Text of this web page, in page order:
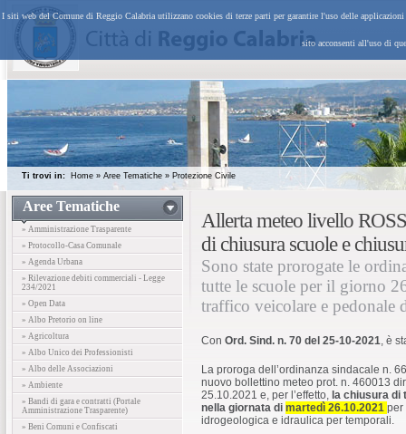
I siti web del Comune di Reggio Calabria utilizzano cookies di terze parti per garantire l'uso delle
sito acconsenti all'uso di
Ti trovi in: Home » Aree Tematiche » Protezione Civile
Aree Tematiche
» Amministrazione Trasparente
» Protocollo-Casa Comunale
» Agenda Urbana
» Rilevazione debiti commerciali - Legge
234/2021
» Open Data
» Albo Pretorio on line
» Agricoltura
» Albo Unico dei Professionisti
» Albo delle Associazioni
» Ambiente
» Bandi di gara e contratti (Portale
Amministrazione Trasparente)
» Beni Comuni e Confiscati
Allerta meteo livello
di chiusura scuole e
Sono state prorogate le
tutte le scuole per il giorno
traffico veicolare e pedonale
Con Ord. Sind. n. 70 del 25-10-2021, è
La proroga dell’ordinanza sindacale n.
nuovo bollettino meteo prot. n. 460013
25.10.2021 e, per l’effetto, la chiusura di
nella giornata di martedì 26.10.2021 per
idrogeologica e idraulica per temporali.